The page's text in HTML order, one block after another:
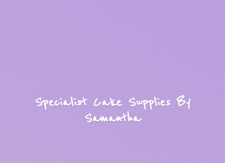
Specialist Cake SuppliesBy
Samantha